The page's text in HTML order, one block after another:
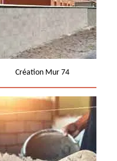
Création Mur 74